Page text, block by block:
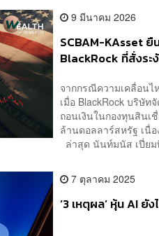
9 มีนาคม 2026
SCBAM-KAsset
BlackRock ที่สั่งระ
จากกรณีความเคลื่อนไ
เมื่อ BlackRock บริษัท
ถอนเงินในกองทุนสินเ
ล้านดอลลาร์สหรัฐ เนื่
ล่าสุด นันท์มนัส เปี่ยม
7 ตุลาคม 2025
‘3 เหตุผล’ หุ้น AI ยั